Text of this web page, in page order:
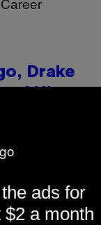
Drake
of His
ads for
$2 a month